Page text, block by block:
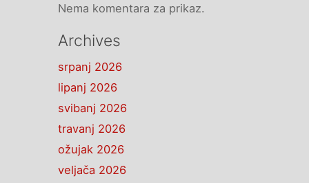
Nema komentara za prikaz.
Archives
srpanj 2026
lipanj 2026
svibanj 2026
travanj 2026
ožujak 2026
veljača 2026